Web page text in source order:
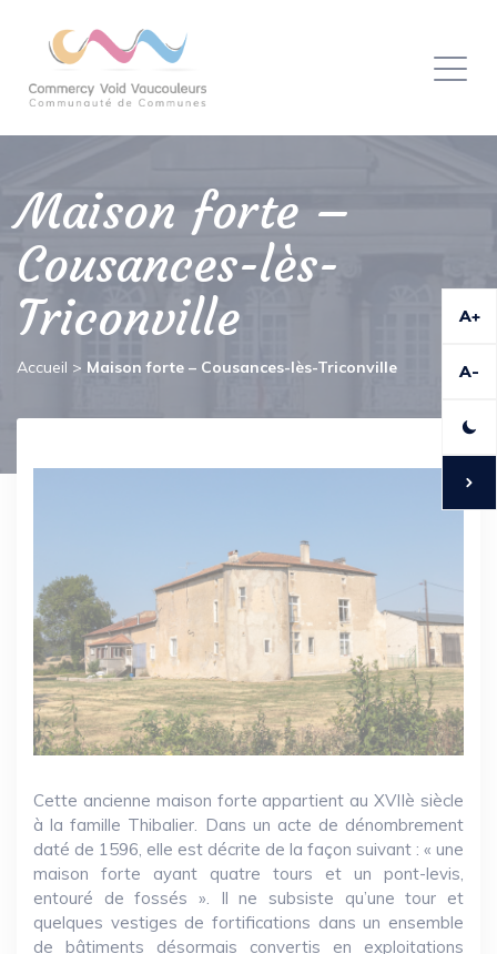
Maison forte –
Cousances-lès-
Triconville
Accueil > Maison forte – Cousances-lès-Triconville
Cette ancienne maison forte appartient au XVIIè siècle
à la famille Thibalier. Dans un acte de dénombrement
daté de 1596, elle est décrite de la façon suivant : « une
maison forte ayant quatre tours et un pont-levis,
entouré de fossés ». Il ne subsiste qu’une tour et
quelques vestiges de fortifications dans un ensemble
de bâtiments désormais convertis en exploitations
A+
A-